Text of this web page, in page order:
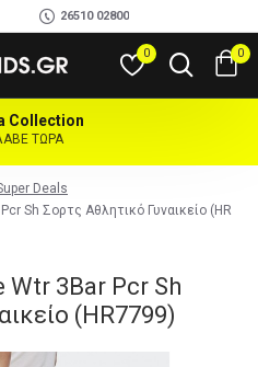
26510 02800
0 0
Deals
Sh Σορτς Αθλητικό Γυναικείο (HR
Collection
ΤΩΡΑ
3Bar Pcr Sh
(HR7799)